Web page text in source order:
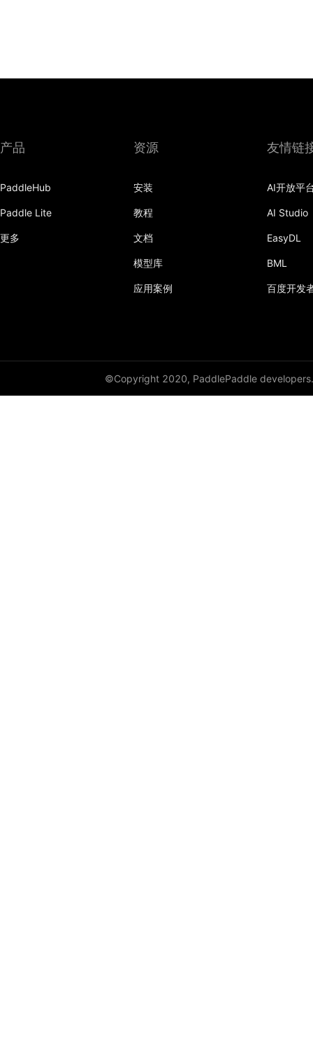
产品
PaddleHub
Paddle Lite
更多
资源
安装
教程
文档
模型库
应用案例
友情链
AI开放平
AI Studio
EasyDL
BML
百度开发
©Copyright 2020, PaddlePaddle developers.